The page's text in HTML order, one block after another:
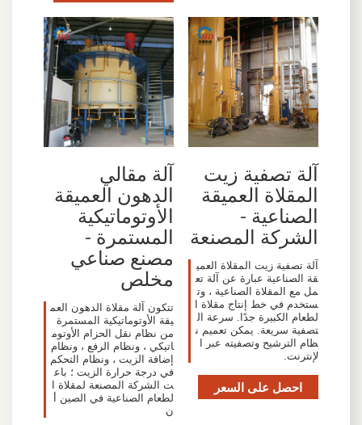
آلة تصفية زيت
المقلاة العميقة
الصناعية -
الشركة المصنعة
آلة تصفية زيت المقلاة العمي
قة الصناعية عبارة عن آلة تع
مل مع المقلاة الصناعية ، وت
ستخدم في خط إنتاج مقلاة ا
لطعام الكبيرة جدًا. سرعة ال
تصفية سريعة. يمكن تعميم ن
ظام الترشيح وتصفيته عبر ا
لإنترنت.
احصل على السعر
آلة مقالي
الدهون العميقة
الأوتوماتيكية
المستمرة -
مصنع صناعي
مخلص
تتكون آلة مقلاة الدهون العم
يقة الأوتوماتيكية المستمرة
من نظام نقل الحزام الأوتوم
اتيكي ، ونظام الرفع ، ونظام
إضافة الزيت ، ونظام التحكم
في درجة حرارة الزيت ؛ باع
ت الشركة المصنعة لمقلاة ا
لطعام الصناعية في الصين أ
ن